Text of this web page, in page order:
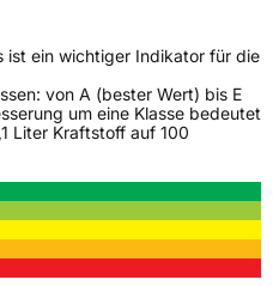
ist ein wichtiger Indikator für die
von A (bester Wert) bis E
um eine Klasse bedeutet
Liter Kraftstoff auf 100